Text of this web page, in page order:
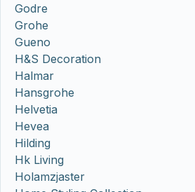
Godre
Grohe
Gueno
H&S Decoration
Halmar
Hansgrohe
Helvetia
Hevea
Hilding
Hk Living
Holamzjaster